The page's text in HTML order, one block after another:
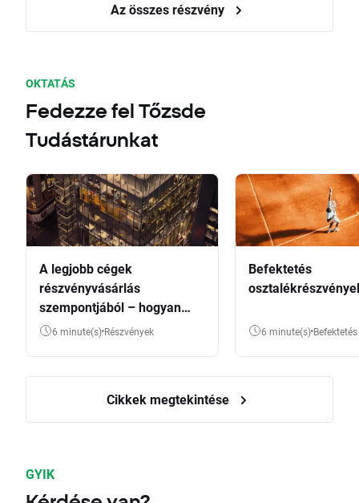
Az összes részvény
OKTATÁS
Fedezze fel Tőzsde
Tudástárunkat
A legjobb cégek
részvényvásárlás
szempontjából – hogyan
válasszunk?
6 minute(s) Részvények
Befektetés
6 minute(s) Befektetés
Cikkek megtekintése
GYIK